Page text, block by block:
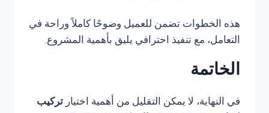
هذه الخطوات تضمن للعميل وضوحًا كاملاً وراحة في
التعامل، مع تنفيذ احترافي يليق بأهمية المشروع.
الخاتمة
في النهاية، لا يمكن التقليل من أهمية اختيار تركيب